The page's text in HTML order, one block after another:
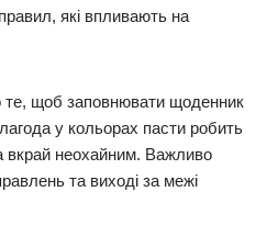
які впливають на
те, щоб заповнювати щоденник
у кольорах пасти робить
вкрай неохайним. Важливо
та виході за межі